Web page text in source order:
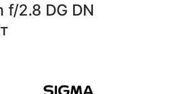
2.8 DG DN